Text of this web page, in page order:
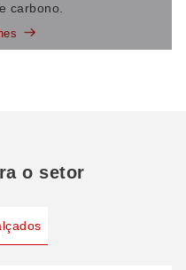
carbono.
o setor